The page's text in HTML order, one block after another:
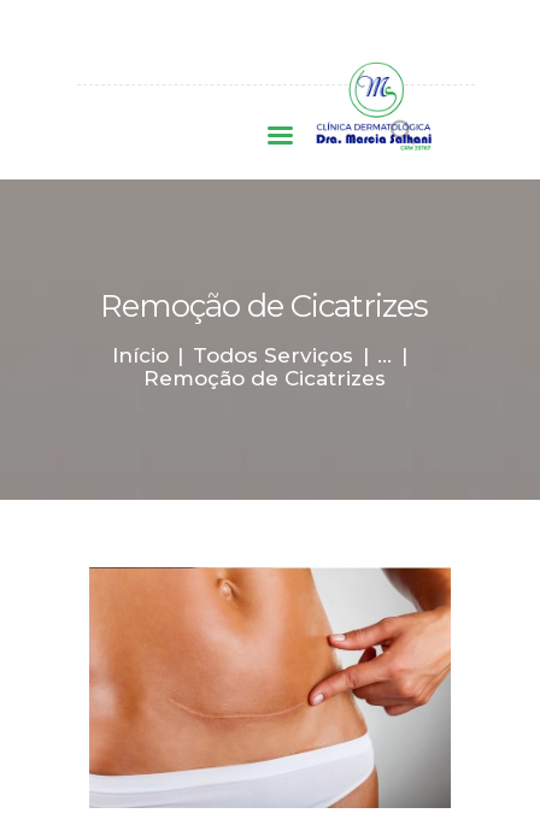
Remoção de Cicatrizes
Início Todos Serviços
...
Remoção de Cicatrizes
FACIAL
A CLÍNICA
AGENDAR
CONSULTA